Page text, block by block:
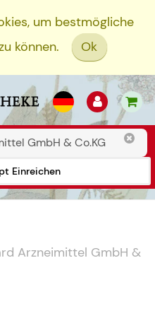
um bestmögliche
können.
Ok
Einreichen
Arzneimittel GmbH &